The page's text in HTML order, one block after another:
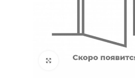
Нажмите, чтобы